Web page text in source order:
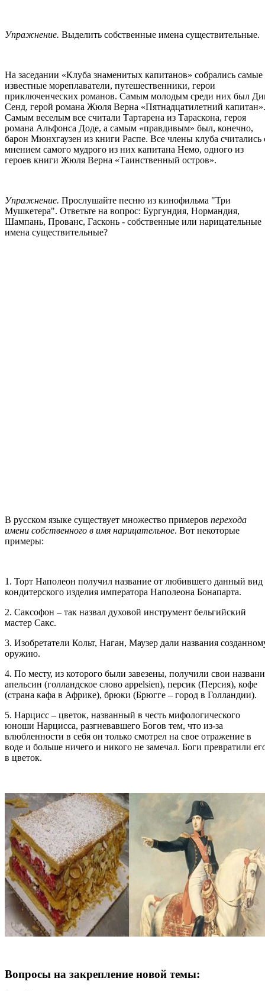
Упражнение. Выделить собственные имена существительные.
На заседании «Клуба знаменитых капитанов» собрались самые
известные мореплаватели, путешественники, герои
приключенческих романов. Самым молодым среди них был
Сенд, герой романа Жюля Верна «Пятнадцатилетний капитан».
Самым веселым все считали Тартарена из Тараскона, героя
романа Альфонса Доде, а самым «правдивым» был, конечно,
барон Мюнхгаузен из книги Распе. Все члены клуба считались
мнением самого мудрого из них капитана Немо, одного из
героев книги Жюля Верна «Таинственный остров».
Упражнение. Прослушайте песню из кинофильма "Три
Мушкетера". Ответьте на вопрос: Бургундия, Нормандия,
Шампань, Прованс, Гасконь - собственные или нарицательные
имена существительные?
В русском языке существует множество примеров перехода
имени собственного в имя нарицательное. Вот некоторые
примеры:
1. Торт Наполеон получил название от любившего данный вид
кондитерского изделия императора Наполеона Бонапарта.
2. Саксофон – так назвал духовой инструмент бельгийский
мастер Сакс.
3. Изобретатели Кольт, Наган, Маузер дали названия
оружию.
4. По месту, из которого были завезены, получили свои
апельсин (голландское слово appelsien), персик (Персия), кофе
(страна кафа в Африке), брюки (Брюгге – город в Голландии).
5. Нарцисс – цветок, названный в честь мифологического
юноши Нарцисса, разгневавшего Богов тем, что из-за
влюбленности в себя он только смотрел на свое отражение в
воде и больше ничего и никого не замечал. Боги превратили
в цветок.
Вопросы на закрепление новой темы: